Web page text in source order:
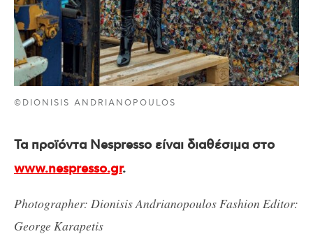
©DIONISIS ANDRIANOPOULOS
Τα προϊόντα Νespresso είναι διαθέσιμα στο
www.nespresso.gr.
Photographer: Dionisis AndrianopoulosFashion Editor:
George Karapetis